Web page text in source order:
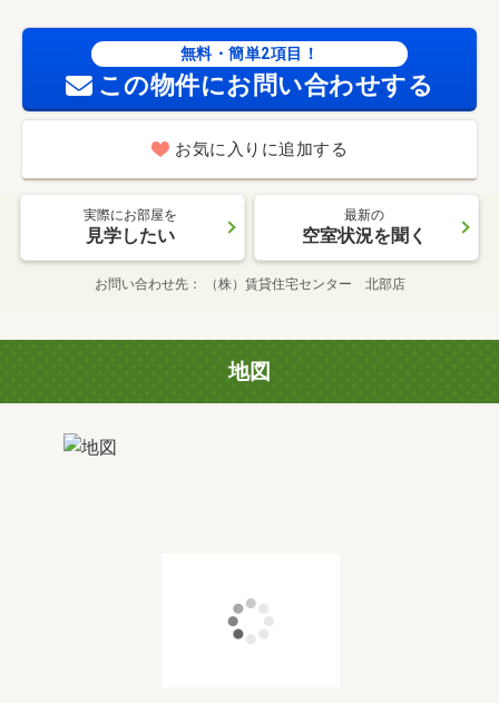
無料・簡単2項目！
この物件にお問い合わせする
お気に入りに追加する
実際にお部屋を
見学したい
最新の
空室状況を聞く
お問い合わせ先 （株）賃貸住宅センター 北部店
地図